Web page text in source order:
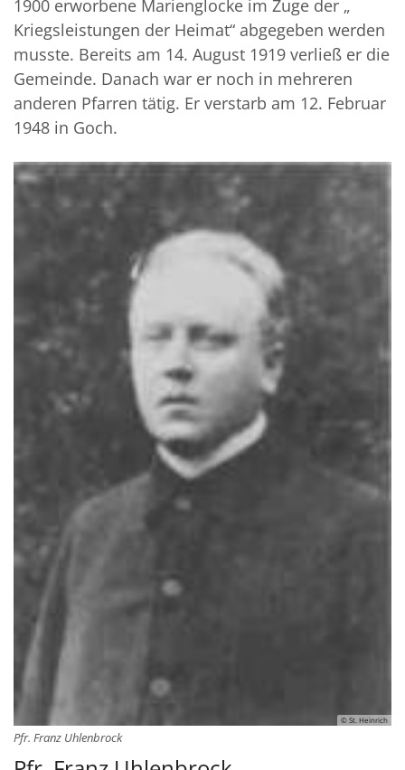
1900 erworbene Marienglocke im Zuge der „
Kriegsleistungen der Heimat“ abgegeben werden
musste. Bereits am 14. August 1919 verließ er die
Gemeinde. Danach war er noch in mehre­ren
anderen Pfarren tätig. Er verstarb am 12. Februar
1948 in Goch.
© St. Heinrich
Pfr. Franz Uhlenbrock